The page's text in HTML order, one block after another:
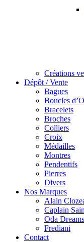
Créations
Dépôt / Vente
Bagues
Boucles
Bracelets
Broches
Colliers
Croix
Médailles
Montres
Pendentifs
Pierres
Divers
Nos Marques
Alain
Caplain
Oda Dreams
Frediani
Contact